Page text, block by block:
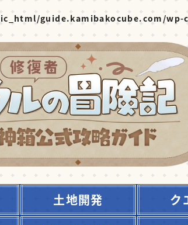
guide.kamibakocube.com/
土地開発 ク